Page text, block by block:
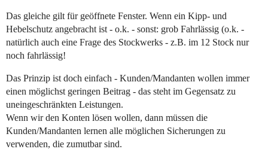
Das gleiche gilt für geöffnete Fenster. Wenn ein Kipp- und
Hebelschutz angebracht ist - o.k. - sonst: grob Fahrlässig (o.k. -
natürlich auch eine Frage des Stockwerks - z.B. im 12 Stock nur
noch fahrlässig!
Das Prinzip ist doch einfach - Kunden/Mandanten wollen immer
einen möglichst geringen Beitrag - das steht im Gegensatz zu
uneingeschränkten Leistungen.
Wenn wir den Konten lösen wollen, dann müssen die
Kunden/Mandanten lernen alle möglichen Sicherungen zu
verwenden, die zumutbar sind.